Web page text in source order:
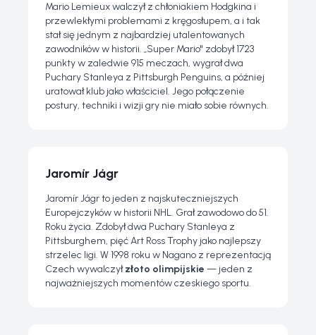
Mario Lemieux walczył z chłoniakiem Hodgkina i
przewlekłymi problemami z kręgosłupem, a i tak
stał się jednym z najbardziej utalentowanych
zawodników w historii. „Super Mario" zdobył 1723
punkty w zaledwie 915 meczach, wygrał dwa
Puchary Stanleya z Pittsburgh Penguins, a później
uratował klub jako właściciel. Jego połączenie
postury, techniki i wizji gry nie miało sobie równych.
Jaromír Jágr
Jaromír Jágr to jeden z najskuteczniejszych
Europejczyków w historii NHL. Grał zawodowo do 51.
Roku życia. Zdobył dwa Puchary Stanleya z
Pittsburghem, pięć Art Ross Trophy jako najlepszy
strzelec ligi. W 1998 roku w Nagano z reprezentacją
Czech wywalczyłzłoto olimpijskie — jeden z
najważniejszych momentów czeskiego sportu.